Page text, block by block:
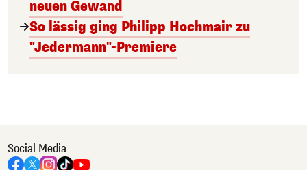
neuen Gewand
So lässig ging Philipp Hochmair zu
"Jedermann"-Premiere
Social Media